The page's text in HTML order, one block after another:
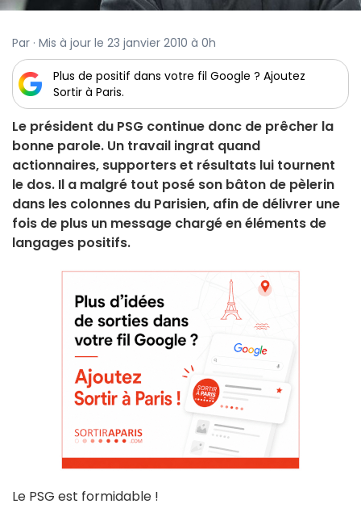
Par · Mis à jour le 23 janvier 2010 à 0h
Plus de positif dans votre fil Google ? Ajoutez
Sortir à Paris.
Le président du PSG continue donc de prêcher la
bonne parole. Un travail ingrat quand
actionnaires, supporters et résultats lui tournent
le dos. Il a malgré tout posé son bâton de pèlerin
dans les colonnes du Parisien, afin de délivrer une
fois de plus un message chargé en éléments de
langages positifs.
Le PSG est formidable !